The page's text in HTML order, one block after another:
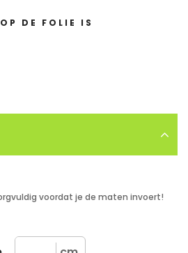
DE FOLIE IS
voordat je de maten invoert!